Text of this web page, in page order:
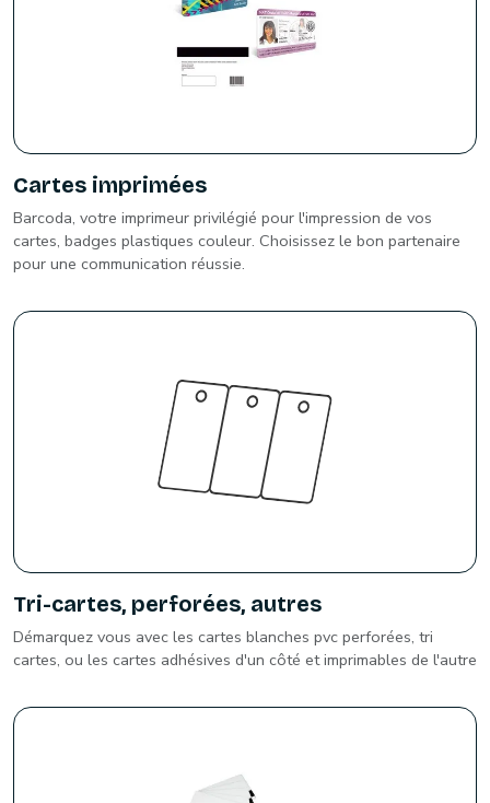
Cartes imprimées
Barcoda, votre imprimeur privilégié pour l'impression de vos
cartes, badges plastiques couleur. Choisissez le bon partenaire
pour une communication réussie.
Tri-cartes, perforées, autres
Démarquez vous avec les cartes blanches pvc perforées, tri
cartes, ou les cartes adhésives d'un côté et imprimables de l'autre